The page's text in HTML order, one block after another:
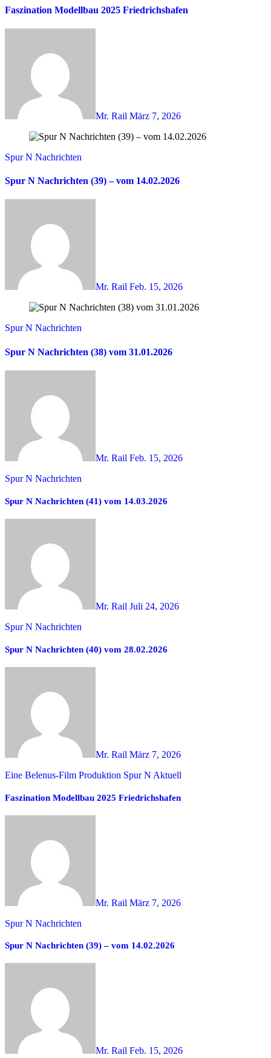
Faszination Modellbau 2025 Friedrichshafen
Mr. Rail März 7, 2026
Spur N Nachrichten
Spur N Nachrichten (39) – vom 14.02.2026
Mr. Rail Feb. 15, 2026
Spur N Nachrichten
Spur N Nachrichten (38) vom 31.01.2026
Mr. Rail Feb. 15, 2026
Spur N Nachrichten
Spur N Nachrichten (41) vom 14.03.2026
Mr. Rail Juli 24, 2026
Spur N Nachrichten
Spur N Nachrichten (40) vom 28.02.2026
Mr. Rail März 7, 2026
Eine Belenus-Film Produktion Spur N Aktuell
Faszination Modellbau 2025 Friedrichshafen
Mr. Rail März 7, 2026
Spur N Nachrichten
Spur N Nachrichten (39) – vom 14.02.2026
Mr. Rail Feb. 15, 2026